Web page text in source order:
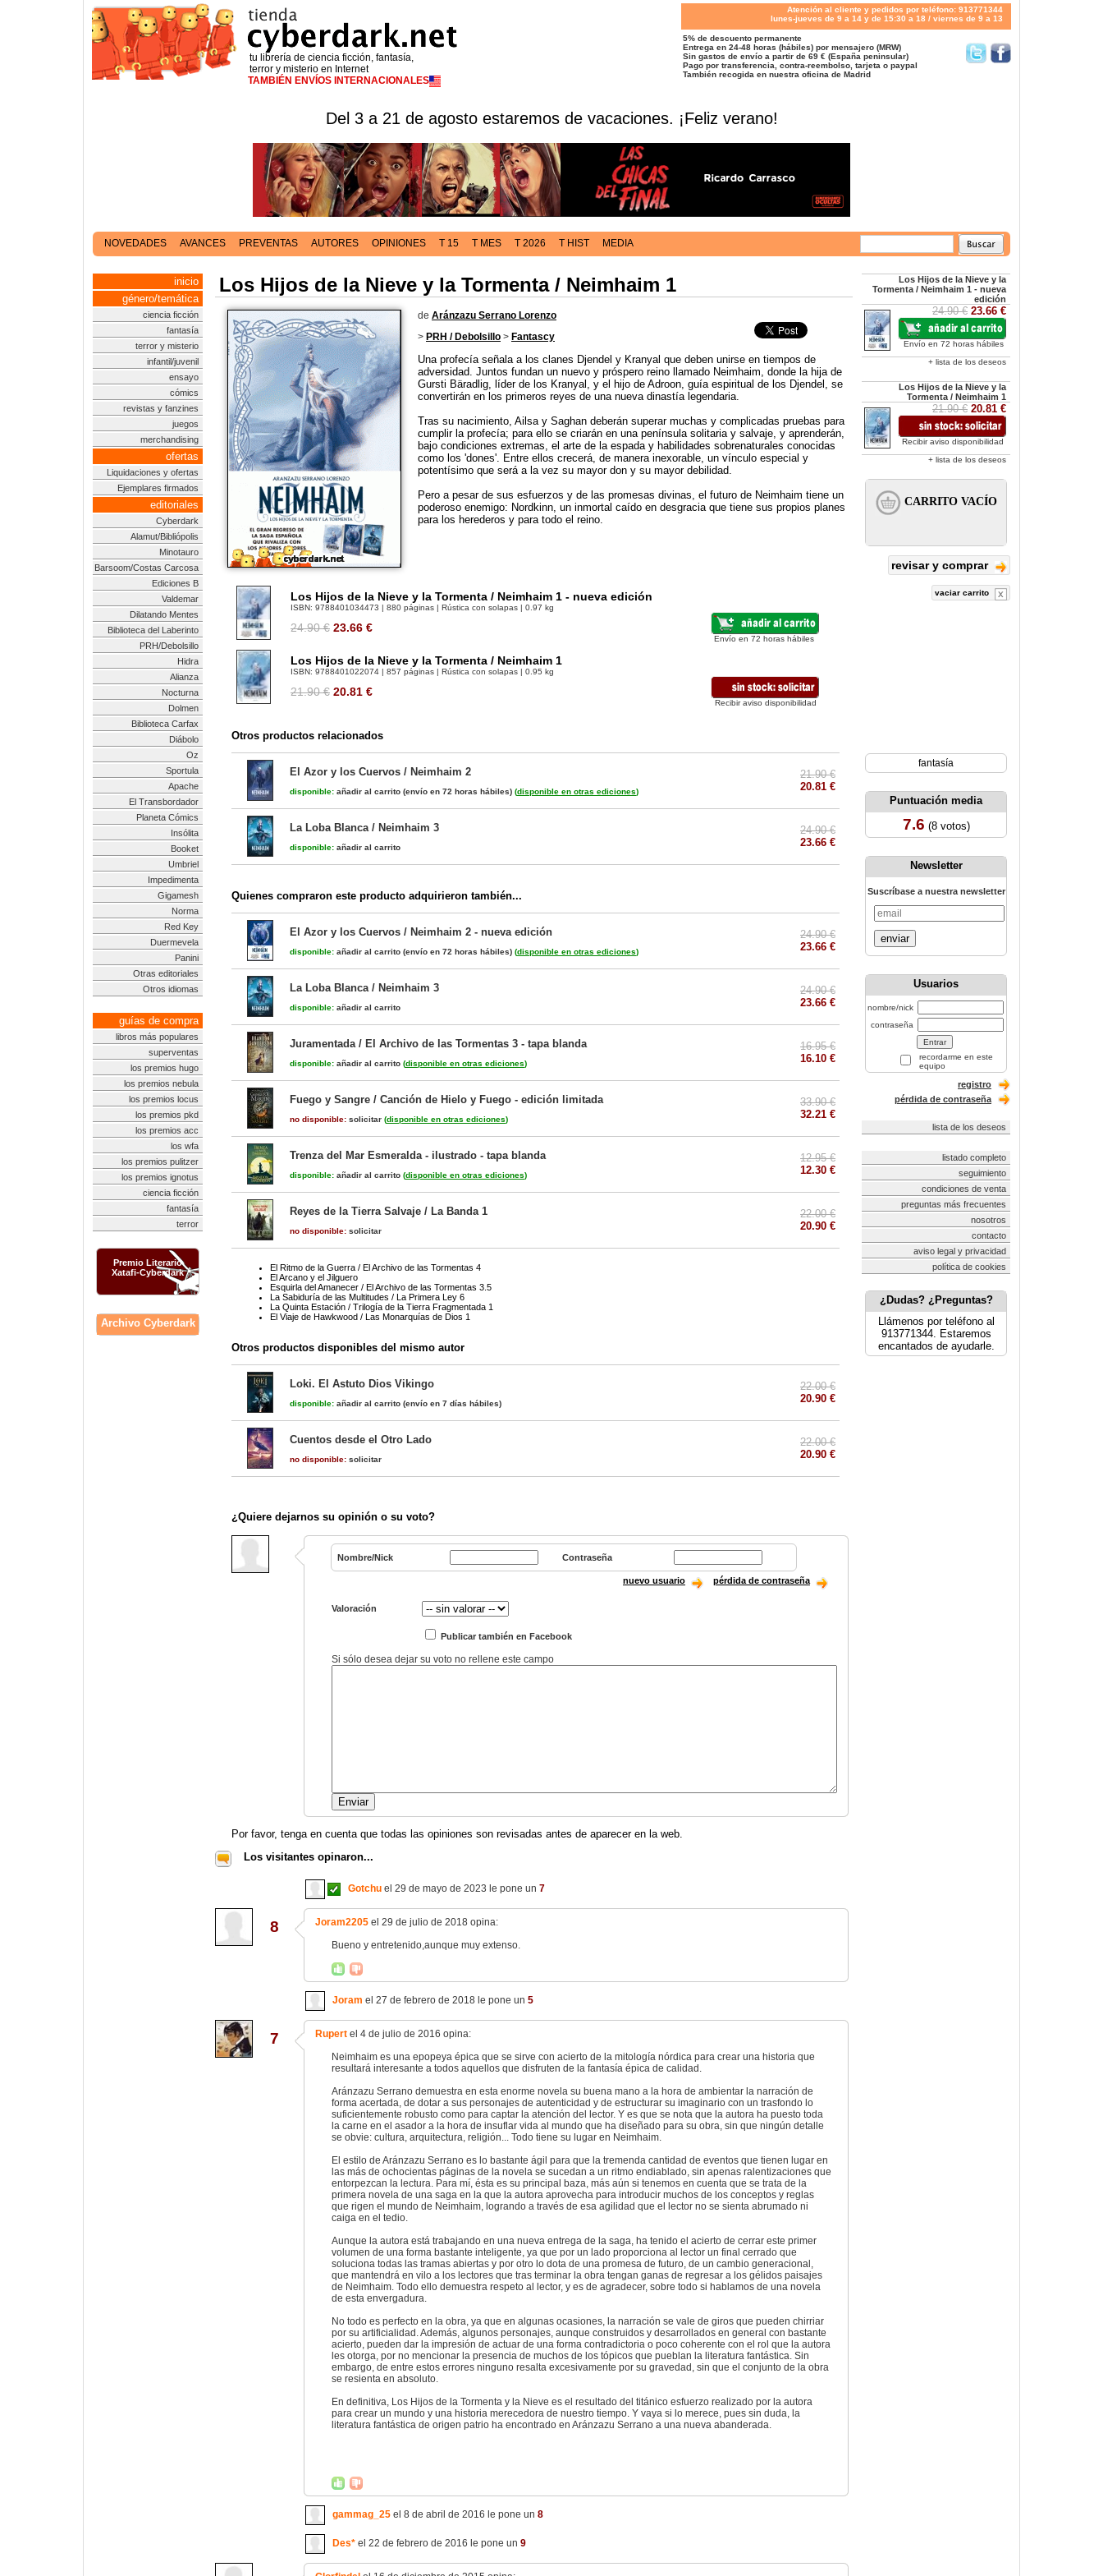
tu librería de ciencia ficción, fantasía,
terror y misterio en Internet
TAMBIÉN ENVÍOS INTERNACIONALES
Atención al cliente y pedidos por teléfono: 913771344
lunes-jueves de 9 a 14 y de 15:30 a 18 / viernes de 9 a 13
5% de descuento permanente
Entrega en 24-48 horas (hábiles) por mensajero (MRW)
Sin gastos de envío a partir de 69 € (España peninsular)
Pago por transferencia, contra-reembolso, tarjeta o paypal
También recogida en nuestra oficina de Madrid
Del 3 a 21 de agosto estaremos de vacaciones. ¡Feliz verano!
NOVEDADES AVANCES PREVENTAS AUTORES OPINIONES T 15 T MES T 2026 T HIST MEDIA
inicio
género/temática
ciencia ficción
fantasía
terror y misterio
infantil/juvenil
ensayo
cómics
revistas y fanzines
juegos
merchandising
ofertas
Liquidaciones y ofertas
Ejemplares firmados
editoriales
Cyberdark
Alamut/Bibliópolis
Minotauro
Barsoom/Costas Carcosa
Ediciones B
Valdemar
Dilatando Mentes
Biblioteca del Laberinto
PRH/Debolsillo
Hidra
Alianza
Nocturna
Dolmen
Biblioteca Carfax
Diábolo
Oz
Sportula
Apache
El Transbordador
Planeta Cómics
Insólita
Booket
Umbriel
Impedimenta
Gigamesh
Norma
Red Key
Duermevela
Panini
Otras editoriales
Otros idiomas
guías de compra
libros más populares
superventas
los premios hugo
los premios nebula
los premios locus
los premios pkd
los premios acc
los wfa
los premios pulitzer
los premios ignotus
ciencia ficción
fantasía
terror
Premio Literario
Xatafi-Cyberdark
Archivo Cyberdark
Los Hijos de la Nieve y la Tormenta / Neimhaim 1
de Aránzazu Serrano Lorenzo
> PRH / Debolsillo > Fantascy
Una profecía señala a los clanes Djendel y Kranyal que deben unirse en tiempos de
adversidad. Juntos fundan un nuevo y próspero reino llamado Neimhaim, donde la hija de
Gursti Bäradlig, líder de los Kranyal, y el hijo de Adroon, guía espiritual de los Djendel, se
convertirán en los primeros reyes de una nueva dinastía legendaria.
Tras su nacimiento, Ailsa y Saghan deberán superar muchas y complicadas pruebas para
cumplir la profecía; para ello se criarán en una península solitaria y salvaje, y aprenderán,
bajo condiciones extremas, el arte de la espada y habilidades sobrenaturales conocidas
como los 'dones'. Entre ellos crecerá, de manera inexorable, un vínculo especial y
potentísimo que será a la vez su mayor don y su mayor debilidad.
Pero a pesar de sus esfuerzos y de las promesas divinas, el futuro de Neimhaim tiene un
poderoso enemigo: Nordkinn, un inmortal caído en desgracia que tiene sus propios planes
para los herederos y para todo el reino.
Los Hijos de la Nieve y la Tormenta / Neimhaim 1 - nueva edición
ISBN: 9788401034473 | 880 páginas | Rústica con solapas | 0.97 kg
24.90 € 23.66 €
Envío en 72 horas hábiles
Los Hijos de la Nieve y la Tormenta / Neimhaim 1
ISBN: 9788401022074 | 857 páginas | Rústica con solapas | 0.95 kg
21.90 € 20.81 €
Recibir aviso disponibilidad
Otros productos relacionados
El Azor y los Cuervos / Neimhaim 2
disponible: añadir al carrito (envío en 72 horas hábiles) (disponible en otras ediciones)
21.90 €
20.81 €
La Loba Blanca / Neimhaim 3
disponible: añadir al carrito
24.90 €
23.66 €
Quienes compraron este producto adquirieron también...
El Azor y los Cuervos / Neimhaim 2 - nueva edición
disponible: añadir al carrito (envío en 72 horas hábiles) (disponible en otras ediciones)
24.90 €
23.66 €
La Loba Blanca / Neimhaim 3
disponible: añadir al carrito
24.90 €
23.66 €
Juramentada / El Archivo de las Tormentas 3 - tapa blanda
disponible: añadir al carrito (disponible en otras ediciones)
16.95 €
16.10 €
Fuego y Sangre / Canción de Hielo y Fuego - edición limitada
no disponible: solicitar (disponible en otras ediciones)
33.90 €
32.21 €
Trenza del Mar Esmeralda - ilustrado - tapa blanda
disponible: añadir al carrito (disponible en otras ediciones)
12.95 €
12.30 €
Reyes de la Tierra Salvaje / La Banda 1
no disponible: solicitar
22.00 €
20.90 €
El Ritmo de la Guerra / El Archivo de las Tormentas 4
El Arcano y el Jilguero
Esquirla del Amanecer / El Archivo de las Tormentas 3.5
La Sabiduría de las Multitudes / La Primera Ley 6
La Quinta Estación / Trilogía de la Tierra Fragmentada 1
El Viaje de Hawkwood / Las Monarquías de Dios 1
Otros productos disponibles del mismo autor
Loki. El Astuto Dios Vikingo
disponible: añadir al carrito (envío en 7 días hábiles)
22.00 €
20.90 €
Cuentos desde el Otro Lado
no disponible: solicitar
22.00 €
20.90 €
¿Quiere dejarnos su opinión o su voto?
Nombre/Nick Contraseña
nuevo usuario pérdida de contraseña
Valoración
Publicar también en Facebook
Si sólo desea dejar su voto no rellene este campo
Por favor, tenga en cuenta que todas las opiniones son revisadas antes de aparecer en la web.
Los visitantes opinaron...
Gotchu el 29 de mayo de 2023 le pone un 7
8 Joram2205 el 29 de julio de 2018 opina:
Bueno y entretenido,aunque muy extenso.
Joram el 27 de febrero de 2018 le pone un 5
7 Rupert el 4 de julio de 2016 opina:
Neimhaim es una epopeya épica que se sirve con acierto de la mitología nórdica para crear una historia que
resultará interesante a todos aquellos que disfruten de la fantasía épica de calidad.
Aránzazu Serrano demuestra en esta enorme novela su buena mano a la hora de ambientar la narración de
forma acertada, de dotar a sus personajes de autenticidad y de estructurar su imaginario con un trasfondo lo
suficientemente robusto como para captar la atención del lector. Y es que se nota que la autora ha puesto toda
la carne en el asador a la hora de insuflar vida al mundo que ha diseñado para su obra, sin que ningún detalle
se obvie: cultura, arquitectura, religión... Todo tiene su lugar en Neimhaim.
El estilo de Aránzazu Serrano es lo bastante ágil para que la tremenda cantidad de eventos que tienen lugar en
las más de ochocientas páginas de la novela se sucedan a un ritmo endiablado, sin apenas ralentizaciones que
entorpezcan la lectura. Para mí, ésta es su principal baza, más aún si tenemos en cuenta que se trata de la
primera novela de una saga en la que la autora aprovecha para introducir muchos de los conceptos y reglas
que rigen el mundo de Neimhaim, logrando a través de esa agilidad que el lector no se sienta abrumado ni
caiga en el tedio.
Aunque la autora está trabajando en una nueva entrega de la saga, ha tenido el acierto de cerrar este primer
volumen de una forma bastante inteligente, ya que por un lado proporciona al lector un final cerrado que
soluciona todas las tramas abiertas y por otro lo dota de una promesa de futuro, de un cambio generacional,
que mantendrá en vilo a los lectores que tras terminar la obra tengan ganas de regresar a los gélidos paisajes
de Neimhaim. Todo ello demuestra respeto al lector, y es de agradecer, sobre todo si hablamos de una novela
de esta envergadura.
No todo es perfecto en la obra, ya que en algunas ocasiones, la narración se vale de giros que pueden chirriar
por su artificialidad. Además, algunos personajes, aunque construidos y desarrollados en general con bastante
acierto, pueden dar la impresión de actuar de una forma contradictoria o poco coherente con el rol que la autora
les otorga, por no mencionar la presencia de muchos de los tópicos que pueblan la literatura fantástica. Sin
embargo, de entre estos errores ninguno resalta excesivamente por su gravedad, sin que el conjunto de la obra
se resienta en absoluto.
En definitiva, Los Hijos de la Tormenta y la Nieve es el resultado del titánico esfuerzo realizado por la autora
para crear un mundo y una historia merecedora de nuestro tiempo. Y vaya si lo merece, pues sin duda, la
literatura fantástica de origen patrio ha encontrado en Aránzazu Serrano a una nueva abanderada.
gammag_25 el 8 de abril de 2016 le pone un 8
Des* el 22 de febrero de 2016 le pone un 9
Los Hijos de la Nieve y la
Tormenta / Neimhaim 1 - nueva
edición
24.90 € 23.66 €
Envío en 72 horas hábiles
+ lista de los deseos
Los Hijos de la Nieve y la
Tormenta / Neimhaim 1
21.90 € 20.81 €
Recibir aviso disponibilidad
+ lista de los deseos
revisar y comprar
vaciar carrito
fantasía
Puntuación media
7.6 (8 votos)
Newsletter
Suscríbase a nuestra newsletter
enviar
Usuarios
nombre/nick
contraseña
recordarme en este
equipo
registro
pérdida de contraseña
lista de los deseos
listado completo
seguimiento
condiciones de venta
preguntas más frecuentes
nosotros
contacto
aviso legal y privacidad
política de cookies
¿Dudas? ¿Preguntas?
Llámenos por teléfono al
913771344. Estaremos
encantados de ayudarle.